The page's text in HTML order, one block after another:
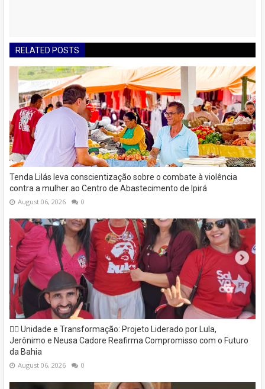
RELATED POSTS
Tenda Lilás leva conscientização sobre o combate à violência
contra a mulher ao Centro de Abastecimento de Ipirá
August 06, 2026 0
✊🏽 Unidade e Transformação: Projeto Liderado por Lula,
Jerônimo e Neusa Cadore Reafirma Compromisso com o Futuro
da Bahia
August 06, 2026 0